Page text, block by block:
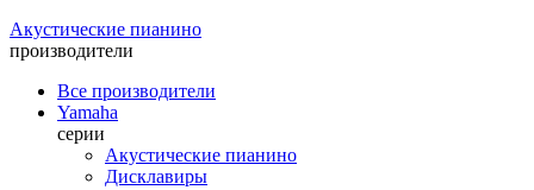
Акустические пианино
производители
Все производители
Yamaha
серии
Акустические пианино
Дисклавиры